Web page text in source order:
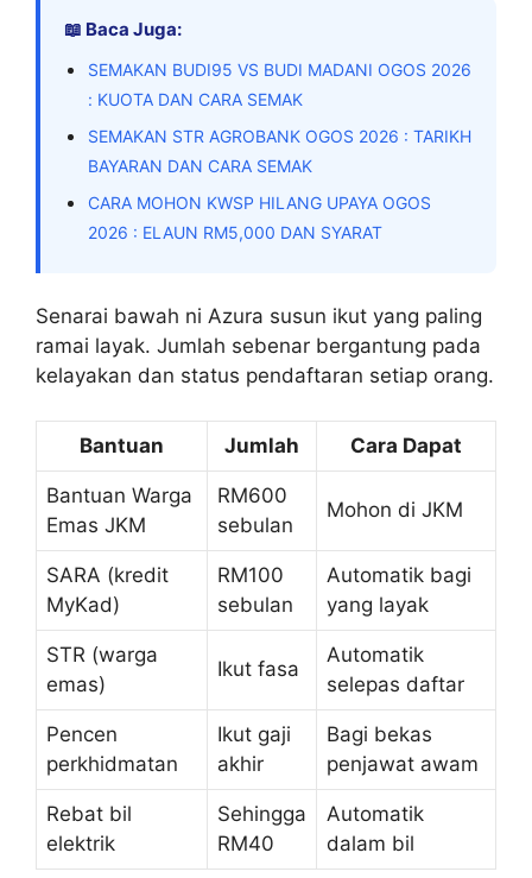
📖 Baca Juga:
SEMAKAN BUDI95 VS BUDI MADANI OGOS 2026
: KUOTA DAN CARA SEMAK
SEMAKAN STR AGROBANK OGOS 2026 : TARIKH
BAYARAN DAN CARA SEMAK
CARA MOHON KWSP HILANG UPAYA OGOS
2026 : ELAUN RM5,000 DAN SYARAT
Senarai bawah ni Azura susun ikut yang paling
ramai layak. Jumlah sebenar bergantung pada
kelayakan dan status pendaftaran setiap orang.
Bantuan Jumlah Cara Dapat
Bantuan Warga
Emas JKM
RM600
sebulan
Mohon di JKM
SARA (kredit
MyKad)
RM100
sebulan
Automatik bagi
yang layak
STR (warga
emas)
Ikut fasa
Automatik
selepas daftar
Pencen
perkhidmatan
Ikut gaji
akhir
Bagi bekas
penjawat awam
Rebat bil
elektrik
Sehingga
RM40
Automatik
dalam bil